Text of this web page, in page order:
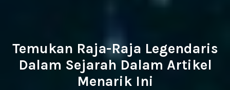
Temukan Raja-Raja Legendaris
Dalam Sejarah Dalam Artikel
Menarik Ini